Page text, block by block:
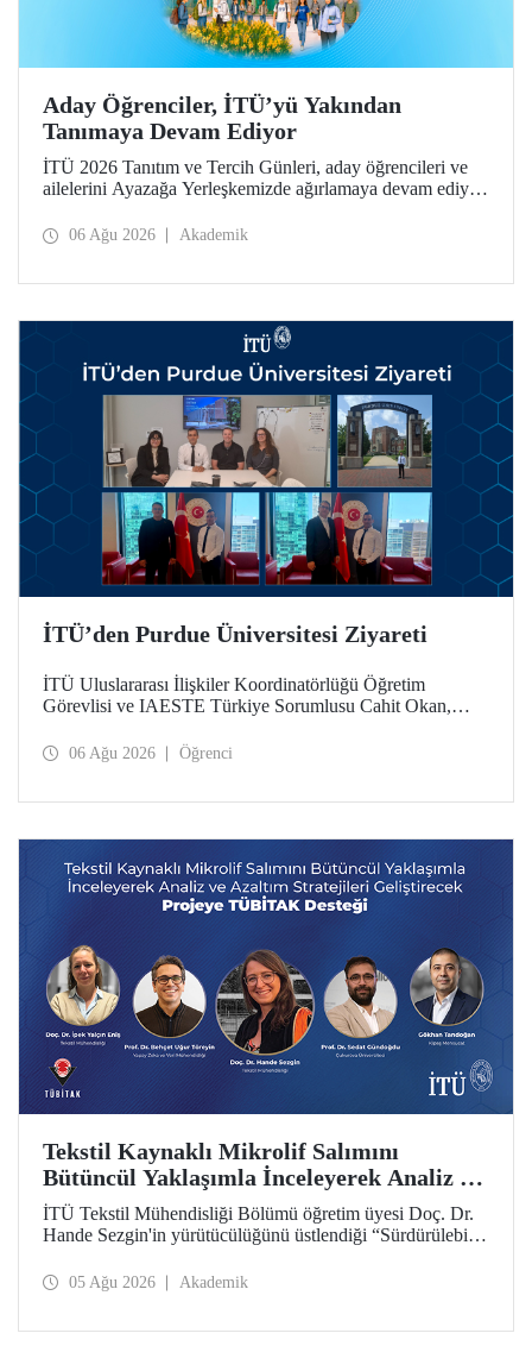
Aday Öğrenciler, İTÜ’yü Yakından
Tanımaya Devam Ediyor
İTÜ 2026 Tanıtım ve Tercih Günleri, aday öğrencileri ve
ailelerini Ayazağa Yerleşkemizde ağırlamaya devam ediyor.
ilgili fakülte ve birimler adaylara bilgi vermeye devam
06 Ağu 2026 Akademik
İTÜ’den Purdue Üniversitesi Ziyareti
İTÜ Uluslararası İlişkiler Koordinatörlüğü Öğretim
Görevlisi ve IAESTE Türkiye Sorumlusu Cahit Okan,
Temmuz tarihlerinde ABD’de dünyanın önde gelen
06 Ağu 2026 Öğrenci
Tekstil Kaynaklı Mikrolif Salımını
Bütüncül Yaklaşımla İnceleyerek Analiz ve
Azaltım Stratejileri Geliştirecek Projeye
TÜBİTAK Desteği
İTÜ Tekstil Mühendisliği Bölümü öğretim üyesi Doç. Dr.
Hande Sezgin'in yürütücülüğünü üstlendiği “Sürdürülebilir
Koşullarına Bağlı Mikrolif Salımı: Aşınma, UV Maruziyeti
05 Ağu 2026 Akademik